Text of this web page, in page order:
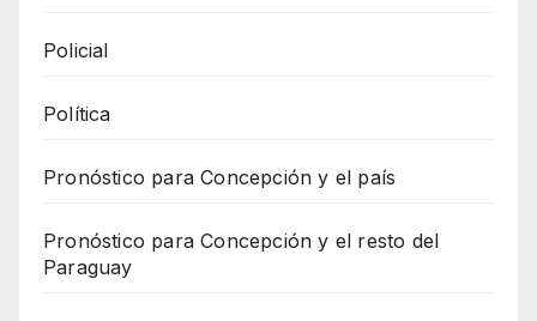
Policial
Política
Pronóstico para Concepción y el país
Pronóstico para Concepción y el resto del
Paraguay